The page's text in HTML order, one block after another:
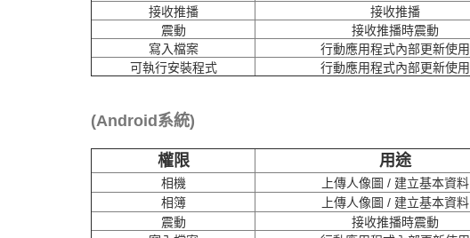
接收推播
接收推播
震動
接收推播時震動
寫入檔案
行動應用程式內部更新使用
可執行安裝程式
行動應用程式內部更新使用
(Android系統)
權限 用途
相機
上傳人像圖 / 建立基本資料
相簿
上傳人像圖 / 建立基本資料
震動
接收推播時震動